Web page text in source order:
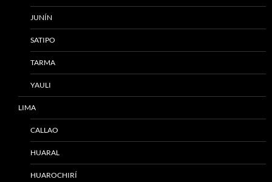
JUNÍN
SATIPO
TARMA
YAULI
LIMA
CALLAO
HUARAL
HUAROCHIRÍ